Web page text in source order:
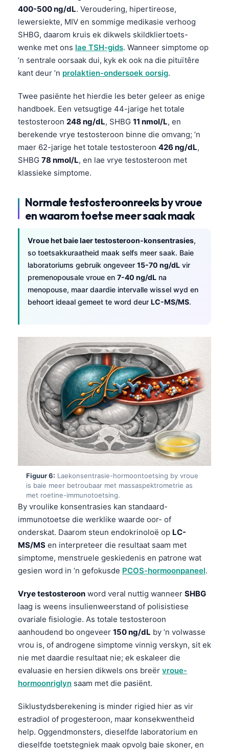
400-500 ng/dL. Veroudering, hipertireose,
lewersiekte, MIV en sommige medikasie verhoog
SHBG, daarom kruis ek dikwels skildkliertoets-
wenke met ons lae TSH-gids. Wanneer simptome op
’n sentrale oorsaak dui, kyk ek ook na die pituïtêre
kant deur ’n prolaktien-ondersoek oorsig.
Twee pasiënte het hierdie les beter geleer as enige
handboek. Een vetsugtige 44-jarige het totale
testosteroon 248 ng/dL, SHBG 11 nmol/L, en
berekende vrye testosteroon binne die omvang; ’n
maer 62-jarige het totale testosteroon 426 ng/dL,
SHBG 78 nmol/L, en lae vrye testosteroon met
klassieke simptome.
Normale testosteroonreeks by vroue
en waarom toetse meer saak maak
Vroue het baie laer testosteroon-konsentrasies,
so toetsakkuraatheid maak selfs meer saak. Baie
laboratoriums gebruik ongeveer 15-70 ng/dL vir
premenopousale vroue en 7-40 ng/dL na
menopouse, maar daardie intervalle wissel wyd en
behoort ideaal gemeet te word deur LC-MS/MS.
Figuur 6: Laekonsentrasie-hormoontoetsing by vroue
is baie meer betroubaar met massaspektrometrie as
met roetine-immunotoetsing.
By vroulike konsentrasies kan standaard-
immunotoetse die werklike waarde oor- of
onderskat. Daarom steun endokrinoloë op LC-
MS/MS en interpreteer die resultaat saam met
simptome, menstruele geskiedenis en patrone wat
gesien word in ’n gefokusde PCOS-hormoonpaneel.
Vrye testosteroon word veral nuttig wanneer SHBG
laag is weens insulienweerstand of polisistiese
ovariale fisiologie. As totale testosteroon
aanhoudend bo ongeveer 150 ng/dL by ’n volwasse
vrou is, of androgene simptome vinnig verskyn, sit ek
nie met daardie resultaat nie; ek eskaleer die
evaluasie en hersien dikwels ons breër vroue-
hormoonriglyn saam met die pasiënt.
Siklustydsberekening is minder rigied hier as vir
estradiol of progesteroon, maar konsekwentheid
help. Oggendmonsters, dieselfde laboratorium en
dieselfde toetstegniek maak opvolg baie skoner, en
Galego
Latviešu valoda
Македонски јазик
Euskara
Gàidhlig
Occitan
العربية المغربية
Монгол
ພາສາລາວ
Cebuano
Кыргызча
Татар теле
Беларуская мова
Esperanto
Ślōnskŏ gŏdka
Norsk bokmål